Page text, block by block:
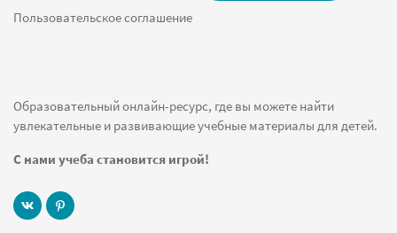
Образовательный онлайн-ресурс, где вы можете найти
увлекательные и развивающие учебные материалы для детей.
С нами учеба становится игрой!
Пользовательское соглашение